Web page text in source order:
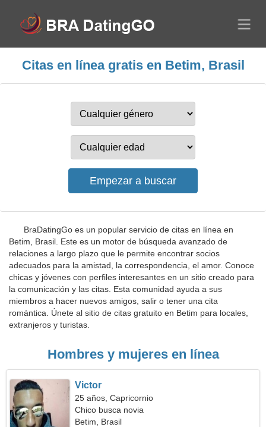
Citas en línea gratis en Betim, Brasil
BraDatingGo es un popular servicio de citas en línea en
Betim, Brasil. Este es un motor de búsqueda avanzado de
relaciones a largo plazo que le permite encontrar socios
adecuados para la amistad, la correspondencia, el amor. Conoce
chicas y jóvenes con perfiles interesantes en un sitio creado para
la comunicación y las citas. Esta comunidad ayuda a sus
miembros a hacer nuevos amigos, salir o tener una cita
romántica. Únete al sitio de citas gratuito en Betim para locales,
extranjeros y turistas.
Hombres y mujeres en línea
Victor
25 años, Capricornio
Chico busca novia
Betim, Brasil